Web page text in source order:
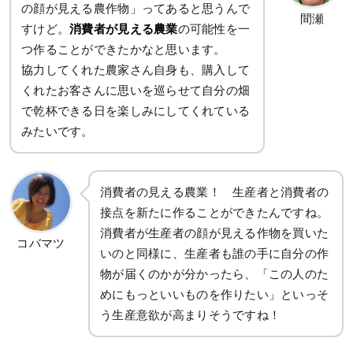
の顔が見える農作物」ってあると思うんで
すけど。消費者が見える農業の可能性を一
つ作ることができたかなと思います。
協力してくれた農家さん自身も、購入して
くれたお客さんに思いを巡らせて自分の畑
で乾杯できる日を楽しみにしてくれている
みたいです。
間瀬
コバマツ
消費者の見える農業！ 生産者と消費者の
接点を新たに作ることができたんですね。
消費者が生産者の顔が見える作物を買いた
いのと同様に、生産者も誰の手に自分の作
物が届くのかが分かったら、「この人のた
めにもっといいものを作りたい」といっそ
う生産意欲が高まりそうですね！